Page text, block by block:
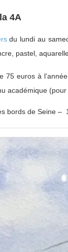
4A
du lundi au
pastel,
75 euros à
académique (pour
bords de Seine –